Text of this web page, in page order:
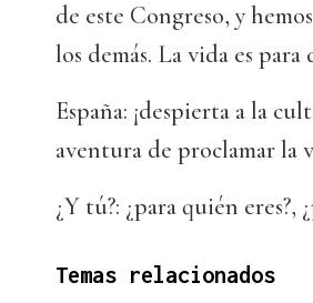
de este Congreso, y
los demás. La vida es
España: ¡despierta a la
aventura de proclamar la
¿Y tú?: ¿para quién eres?,
Temas relacionados